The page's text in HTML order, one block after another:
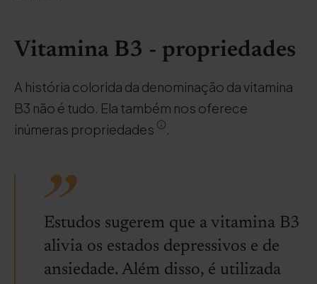
Vitamina B3 - propriedades
A história colorida da denominação da vitamina
B3 não é tudo. Ela também nos oferece
inúmeras propriedades
.
Estudos sugerem que a vitamina B3
alivia os estados depressivos e de
ansiedade. Além disso, é utilizada